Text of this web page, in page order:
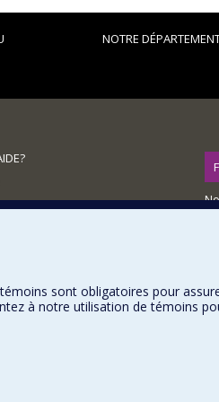
NOTRE
erreur
sont obligatoires pour
à notre utilisation de témoins